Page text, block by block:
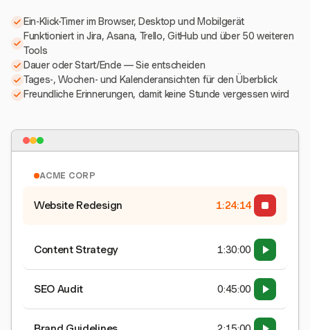
Ein-Klick-Timer im Browser, Desktop und Mobilgerät
Funktioniert in Jira, Asana, Trello, GitHub und über 50 weiteren
Tools
Dauer oder Start/Ende — Sie entscheiden
Tages-, Wochen- und Kalenderansichten für den Überblick
Freundliche Erinnerungen, damit keine Stunde vergessen wird
ACME CORP
Website Redesign 1:24:15
Content Strategy 1:30:00
SEO Audit 0:45:00